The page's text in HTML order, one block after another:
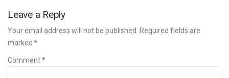
Leave a Reply
Your email address will not be published. Required fields are
marked *
Comment *